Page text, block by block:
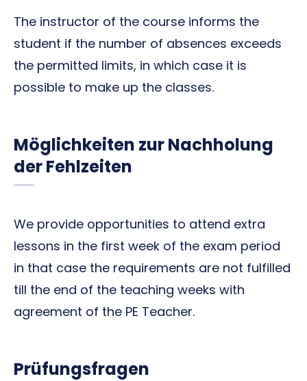
The instructor of the course informs the
student if the number of absences exceeds
the permitted limits, in which case it is
possible to make up the classes.
Möglichkeiten zur Nachholung
der Fehlzeiten
We provide opportunities to attend extra
lessons in the first week of the exam period
in that case the requirements are not fulfilled
till the end of the teaching weeks with
agreement of the PE Teacher.
Prüfungsfragen